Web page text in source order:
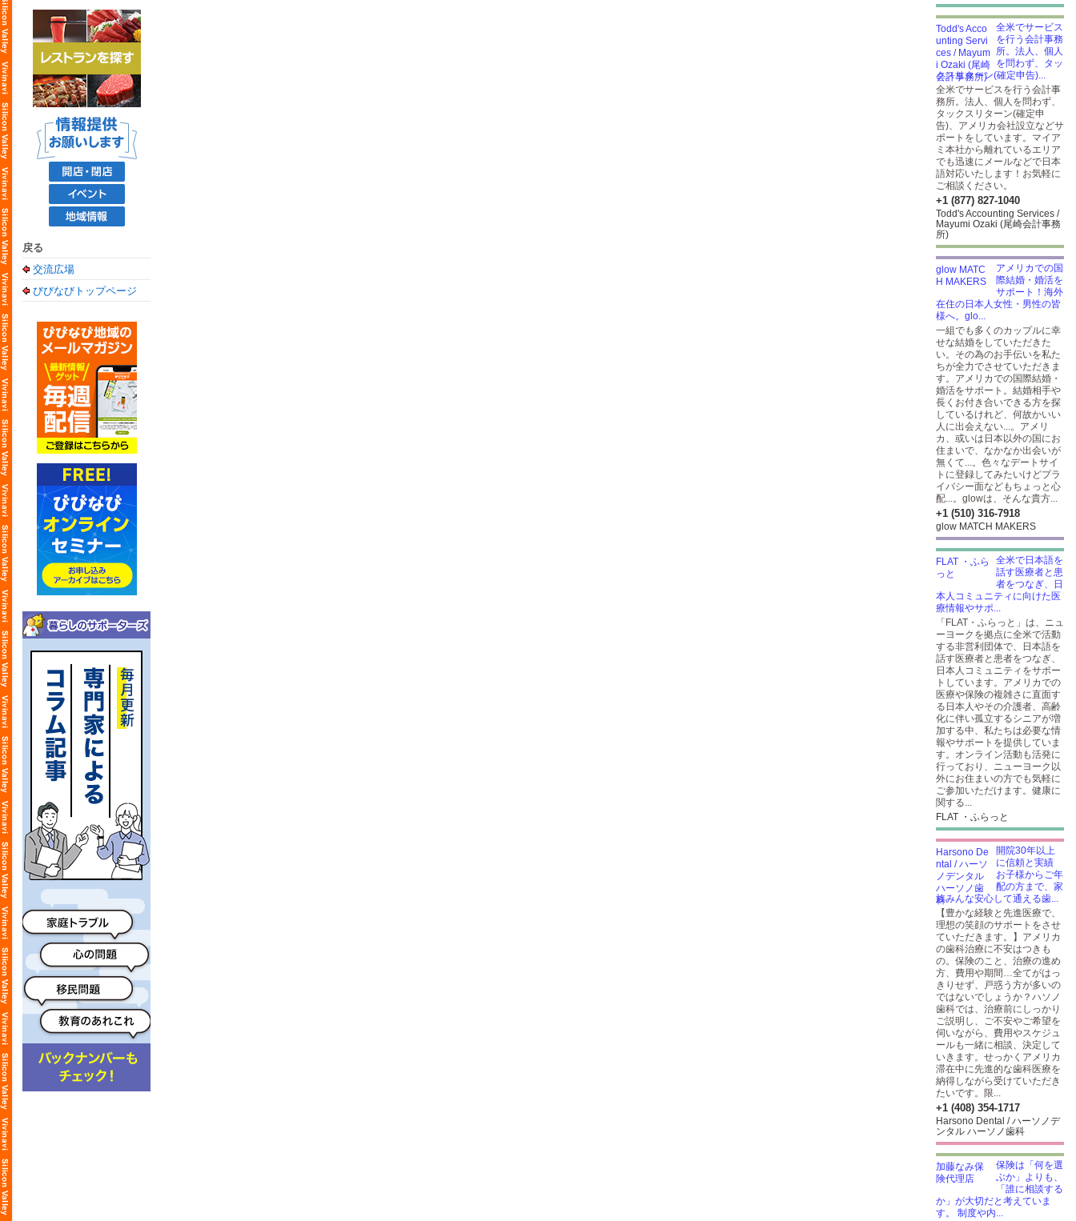
戻る
交流広場
びびなびトップページ
全米でサービス
を行う会計事務
所。法人、個人
を問わず、タッ
クスリターン(確定申告)...
全米でサービスを行う会計事
務所。法人、個人を問わず、
タックスリターン(確定申
告)、アメリカ会社設立などサ
ポートをしています。マイア
ミ本社から離れているエリア
でも迅速にメールなどで日本
語対応いたします！お気軽に
ご相談ください。
+1 (877) 827-1040
Todd's Accounting Services /
Mayumi Ozaki (尾崎会計事務
所)
アメリカでの国
際結婚・婚活を
サポート！海外
在住の日本人女性・男性の皆
様へ。glo...
一組でも多くのカップルに幸
せな結婚をしていただきた
い。その為のお手伝いを私た
ちが全力でさせていただきま
す。アメリカでの国際結婚・
婚活をサポート。結婚相手や
長くお付き合いできる方を探
しているけれど、何故かいい
人に出会えない...。アメリ
カ、或いは日本以外の国にお
住まいで、なかなか出会いが
無くて...。色々なデートサイ
トに登録してみたいけどプラ
イバシー面などもちょっと心
配...。glowは、そんな貴方...
+1 (510) 316-7918
glow MATCH MAKERS
全米で日本語を
話す医療者と患
者をつなぎ、日
本人コミュニティに向けた医
療情報やサポ...
「FLAT・ふらっと」は、ニュ
ーヨークを拠点に全米で活動
する非営利団体で、日本語を
話す医療者と患者をつなぎ、
日本人コミュニティをサポー
トしています。アメリカでの
医療や保険の複雑さに直面す
る日本人やその介護者、高齢
化に伴い孤立するシニアが増
加する中、私たちは必要な情
報やサポートを提供していま
す。オンライン活動も活発に
行っており、ニューヨーク以
外にお住まいの方でも気軽に
ご参加いただけます。健康に
関する...
FLAT ・ふらっと
開院30年以上
に信頼と実績
お子様からご年
配の方まで、家
族みんな安心して通える歯...
【豊かな経験と先進医療で、
理想の笑顔のサポートをさせ
ていただきます。】アメリカ
の歯科治療に不安はつきも
の。保険のこと、治療の進め
方、費用や期間…全てがはっ
きりせず、戸惑う方が多いの
ではないでしょうか？ハソノ
歯科では、治療前にしっかり
ご説明し、ご不安やご希望を
伺いながら、費用やスケジュ
ールも一緒に相談、決定して
いきます。せっかくアメリカ
滞在中に先進的な歯科医療を
納得しながら受けていただき
たいです。限...
+1 (408) 354-1717
Harsono Dental / ハーソノデ
ンタル ハーソノ歯科
保険は「何を選
ぶか」よりも、
「誰に相談する
か」が大切だと考えていま
す。 制度や内...